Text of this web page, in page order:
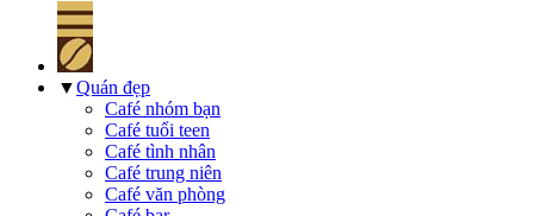
▼Quán đẹp
Café nhóm bạn
Café tuổi teen
Café tình nhân
Café trung niên
Café văn phòng